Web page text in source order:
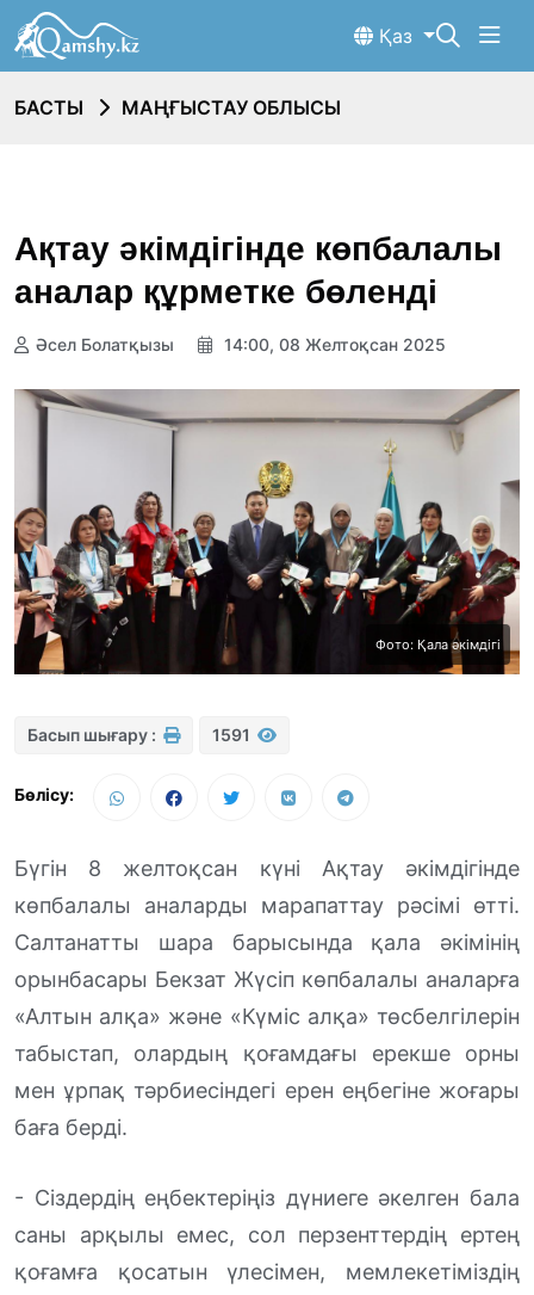
Қаз
БАСТЫ МАҢҒЫСТАУ ОБЛЫСЫ
Ақтау әкімдігінде көпбалалы
аналар құрметке бөленді
Әсел Болатқызы 14:00, 08 Желтоқсан 2025
Фото: Қала әкімдігі
Басып шығару : 1591
Бөлісу:
Бүгін 8 желтоқсан күні Ақтау әкімдігінде
көпбалалы аналарды марапаттау рәсімі өтті.
Салтанатты шара барысында қала әкімінің
орынбасары Бекзат Жүсіп көпбалалы аналарға
«Алтын алқа» және «Күміс алқа» төсбелгілерін
табыстап, олардың қоғамдағы ерекше орны
мен ұрпақ тәрбиесіндегі ерен еңбегіне жоғары
баға берді.
- Сіздердің еңбектеріңіз дүниеге әкелген бала
саны арқылы емес, сол перзенттердің ертең
қоғамға қосатын үлесімен, мемлекетіміздің